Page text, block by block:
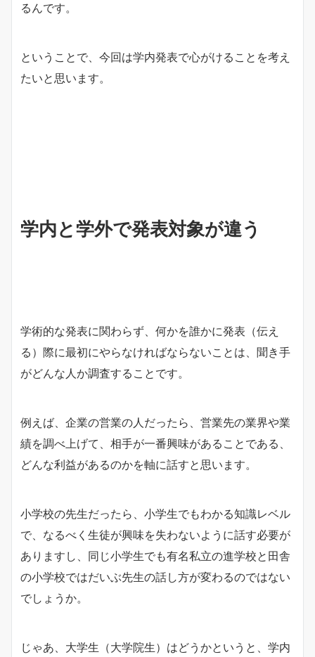
るんです。
ということで、今回は学内発表で心がけることを考え
たいと思います。
学内と学外で発表対象が違う
学術的な発表に関わらず、何かを誰かに発表（伝え
る）際に最初にやらなければならないことは、聞き手
がどんな人か調査することです。
例えば、企業の営業の人だったら、営業先の業界や業
績を調べ上げて、相手が一番興味があることである、
どんな利益があるのかを軸に話すと思います。
小学校の先生だったら、小学生でもわかる知識レベル
で、なるべく生徒が興味を失わないように話す必要が
ありますし、同じ小学生でも有名私立の進学校と田舎
の小学校ではだいぶ先生の話し方が変わるのではない
でしょうか。
じゃあ、大学生（大学院生）はどうかというと、学内